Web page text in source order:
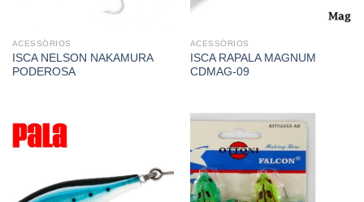
ACESSÓRIOS
ISCA NELSON NAKAMURA
PODEROSA
ACESSÓRIOS
ISCA RAPALA MAGNUM
CDMAG-09